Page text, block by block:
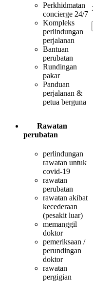
Perkhidmatan
concierge 24/7
Kompleks
perlindungan
perjalanan
Bantuan
perubatan
Rundingan
pakar
Panduan
perjalanan &
petua berguna
Rawatan
perubatan
perlindungan
rawatan untuk
covid-19
rawatan
perubatan
rawatan akibat
kecederaan
(pesakit luar)
memanggil
doktor
pemeriksaan /
perundingan
doktor
rawatan
pergigian